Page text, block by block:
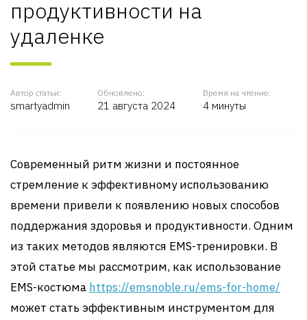
продуктивности на
удаленке
Автор статьи:
smartyadmin
Обновлено:
21 августа 2024
Время на чтение:
4 минуты
Современный ритм жизни и постоянное
стремление к эффективному использованию
времени привели к появлению новых способов
поддержания здоровья и продуктивности. Одним
из таких методов являются EMS-тренировки. В
этой статье мы рассмотрим, как использование
EMS-костюма https://emsnoble.ru/ems-for-home/
может стать эффективным инструментом для